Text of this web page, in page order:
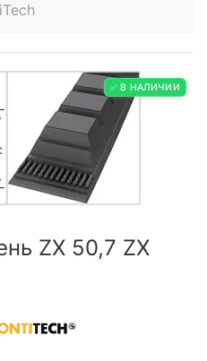
✅ В НАЛИЧИИ
ZX 50,7 ZX